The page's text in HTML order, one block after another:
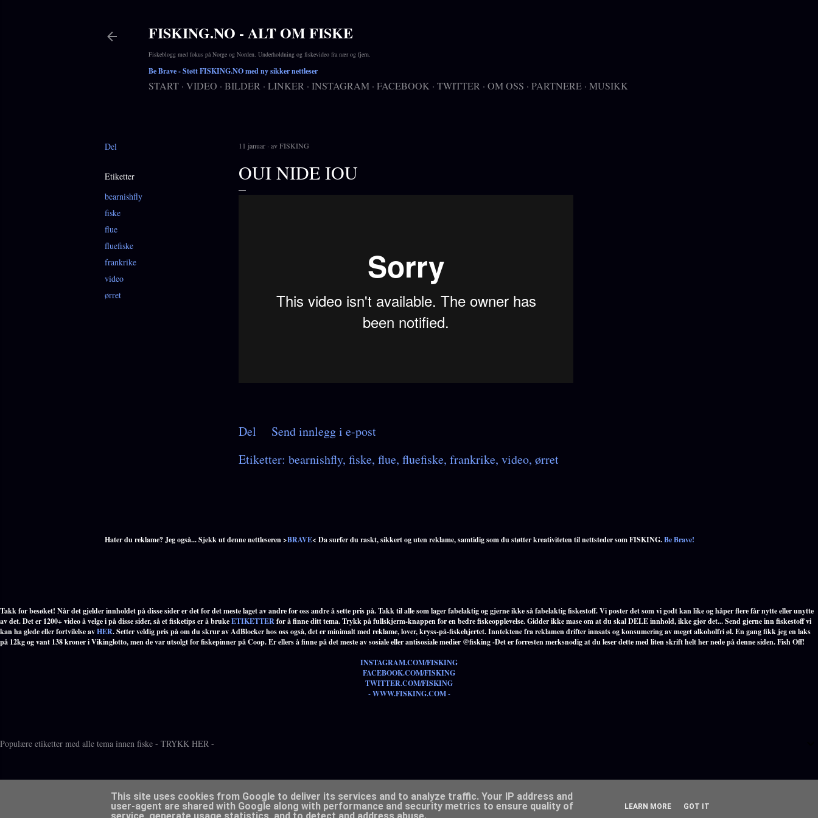
FISKING.NO - ALT OM FISKE
Fiskeblogg med fokus på Norge og Norden. Underholdning og fiskevideo fra nær og fjern.
Be Brave- Støtt FISKING.NO med ny sikker nettleser
START VIDEO BILDER LINKER INSTAGRAM FACEBOOK TWITTER OM OSS PARTNERE MUSIKK
Del
Etiketter
bearnishfly
fiske
flue
fluefiske
frankrike
video
ørret
11 januar avFISKING
OUI NIDE IOU
Del
Send innlegg i e-post
Etiketter: bearnishfly fiske flue fluefiske frankrike video ørret
Hater du reklame? Jeg også... Sjekk ut denne nettleseren >BRAVE< Da surfer du raskt, sikkert og uten reklame, samtidig som du støtter kreativiteten til nettsteder som FISKING.Be Brave!
Takk for besøket! Når det gjelder innholdet på disse sider er det for det meste laget av andre for oss andre å sette pris på. Takk til alle som lager fabelaktig og gjerne ikke så fabelaktig fiskestoff. Vi poster det som vi godt kan like og håper flere får nytte eller unytte
av det. Det er 1200+ video å velge i på disse sider, så et fisketips er å brukeETIKETTERfor å finne ditt tema. Trykk på fullskjerm-knappen for en bedre fiskeopplevelse. Gidder ikke mase om at du skal DELE innhold, ikke gjør det... Send gjerne inn fiskestoff vi
kan ha glede eller fortvilelse avHER. Setter veldig pris på om du skrur av AdBlocker hos oss også, det er minimalt med reklame, lover, kryss-på-fiskehjertet. Inntektene fra reklamen drifter innsats og konsumering av meget alkoholfri øl. En gang fikk jeg en laks
på 12kg og vant 138 kroner i Vikinglotto, men de var utsolgt for fiskepinner på Coop. Er ellers å finne på det meste av sosiale eller antisosiale medier @fisking -Det er forresten merksnodig at du leser dette med liten skrift helt her nede på denne siden. Fish Off!
INSTAGRAM.COM/FISKING
FACEBOOK.COM/FISKING
TWITTER.COM/FISKING
- WWW.FISKING.COM -
Populære etiketter med alle tema innen fiske - TRYKK HER -
Drevet av Blogger
This site uses cookies from Google to deliver its services and to analyze traffic. Your IP address and
user-agent are shared with Google along with performance and security metrics to ensure quality of
LEARN MORE GOT IT